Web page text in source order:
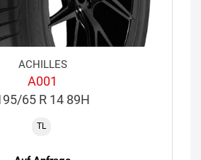
ACHILLES
A001
65 R 14 89H
TL